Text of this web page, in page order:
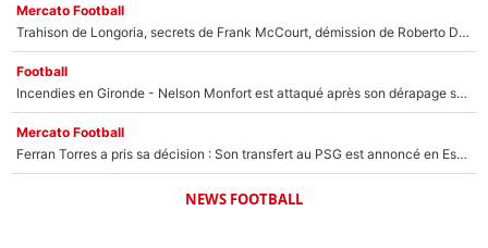
Mercato Football
Trahison de Longoria, secrets de Frank McCourt, démission de Roberto De Zerbi : Medhi Benatia se lâche sur son départ de l'OM et fait d'importantes révélations
Football
Incendies en Gironde - Nelson Monfort est attaqué après son dérapage sur CNews : «Et lui, il prend combien pour parler dans un studio climatisé?»
Mercato Football
Ferran Torres a pris sa décision : Son transfert au PSG est annoncé en Espagne !
NEWS FOOTBALL